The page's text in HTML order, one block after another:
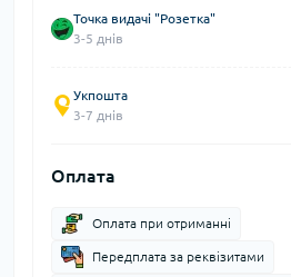
Точка видачі "Розетка"
3-5 днів
Укпошта
3-7 днів
Оплата
Оплата при отриманні
Передплата за реквізитами